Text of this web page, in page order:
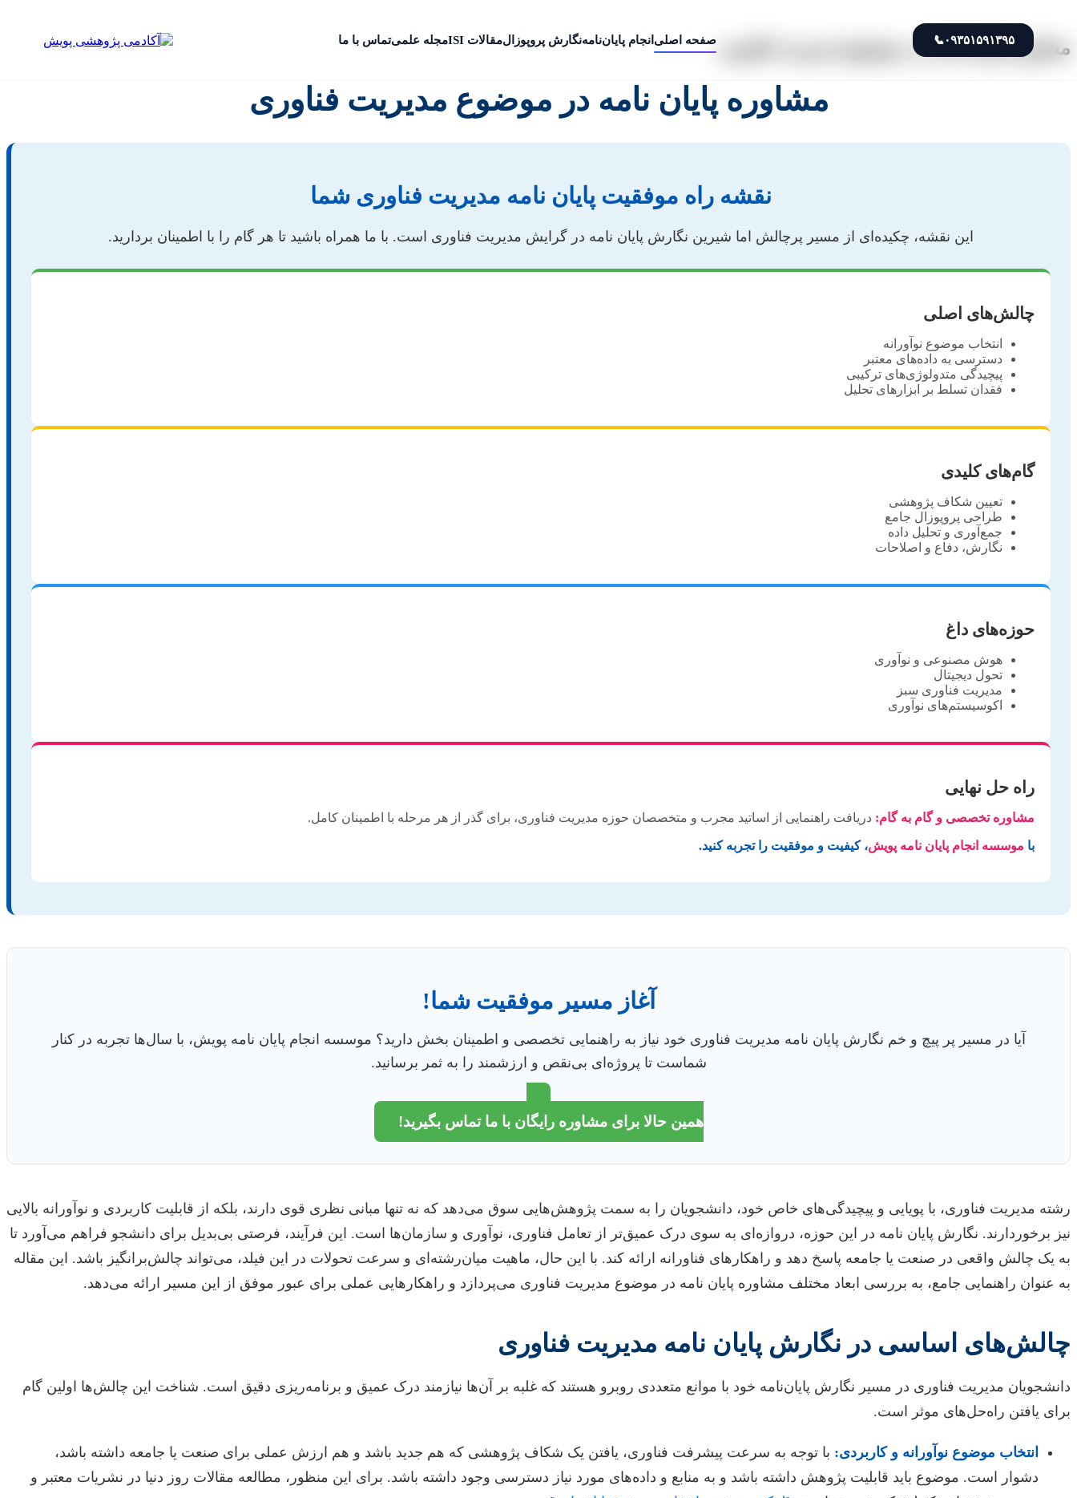
۰۹۳۵۱۵۹۱۳۹۵📞 صفحه اصلی انجام پایان‌نامهنگارش پروپوزالمقالات ISI مجله علمیتماس با ما مشاوره پایان نامه در موضوع مدیریت فناوری
مشاوره پایان نامه در موضوع مدیریت فناوری
نقشه راه موفقیت پایان نامه مدیریت فناوری شما
این نقشه، چکیده‌ای از مسیر پرچالش اما شیرین نگارش پایان نامه در گرایش مدیریت فناوری است. با ما همراه باشید تا هر گام را با اطمینان بردارید.
چالش‌های اصلی
انتخاب موضوع نوآورانه
دسترسی به داده‌های معتبر
پیچیدگی متدولوژی‌های ترکیبی
فقدان تسلط بر ابزارهای تحلیل
گام‌های کلیدی
تعیین شکاف پژوهشی
طراحی پروپوزال جامع
جمع‌آوری و تحلیل داده
نگارش، دفاع و اصلاحات
حوزه‌های داغ
هوش مصنوعی و نوآوری
تحول دیجیتال
مدیریت فناوری سبز
اکوسیستم‌های نوآوری
راه حل نهایی
مشاوره تخصصی و گام به گام: دریافت راهنمایی از اساتید مجرب و متخصصان حوزه مدیریت فناوری، برای گذر از هر مرحله با اطمینان کامل.
با موسسه انجام پایان نامه پویش، کیفیت و موفقیت را تجربه کنید.
آغاز مسیر موفقیت شما!
آیا در مسیر پر پیچ و خم نگارش پایان نامه مدیریت فناوری خود نیاز به راهنمایی تخصصی و اطمینان بخش دارید؟ موسسه انجام پایان نامه پویش، با سال‌ها تجربه در کنار
شماست تا پروژه‌ای بی‌نقص و ارزشمند را به ثمر برسانید.
همین حالا برای مشاوره رایگان با ما تماس بگیرید!
رشته مدیریت فناوری، با پویایی و پیچیدگی‌های خاص خود، دانشجویان را به سمت پژوهش‌هایی سوق می‌دهد که نه تنها مبانی نظری قوی دارند، بلکه از قابلیت کاربردی و نوآورانه بالایی
نیز برخوردارند. نگارش پایان نامه در این حوزه، دروازه‌ای به سوی درک عمیق‌تر از تعامل فناوری، نوآوری و سازمان‌ها است. این فرآیند، فرصتی بی‌بدیل برای دانشجو فراهم می‌آورد تا
به یک چالش واقعی در صنعت یا جامعه پاسخ دهد و راهکارهای فناورانه ارائه کند. با این حال، ماهیت میان‌رشته‌ای و سرعت تحولات در این فیلد، می‌تواند چالش‌برانگیز باشد. این مقاله
به عنوان راهنمایی جامع، به بررسی ابعاد مختلف مشاوره پایان نامه در موضوع مدیریت فناوری می‌پردازد و راهکارهایی عملی برای عبور موفق از این مسیر ارائه می‌دهد.
چالش‌های اساسی در نگارش پایان نامه مدیریت فناوری
دانشجویان مدیریت فناوری در مسیر نگارش پایان‌نامه خود با موانع متعددی روبرو هستند که غلبه بر آن‌ها نیازمند درک عمیق و برنامه‌ریزی دقیق است. شناخت این چالش‌ها اولین گام
برای یافتن راه‌حل‌های موثر است.
انتخاب موضوع نوآورانه و کاربردی: با توجه به سرعت پیشرفت فناوری، یافتن یک شکاف پژوهشی که هم جدید باشد و هم ارزش عملی برای صنعت یا جامعه داشته باشد،
دشوار است. موضوع باید قابلیت پژوهش داشته باشد و به منابع و داده‌های مورد نیاز دسترسی وجود داشته باشد. برای این منظور، مطالعه مقالات روز دنیا در نشریات معتبر و